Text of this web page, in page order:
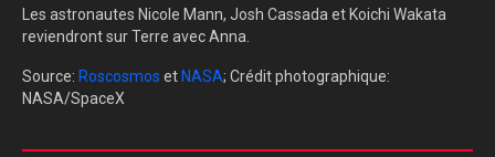
Les astronautes Nicole Mann, Josh Cassada et Koichi Wakata
reviendront sur Terre avec Anna.
Source: Roscosmos et NASA; Crédit photographique:
NASA/SpaceX